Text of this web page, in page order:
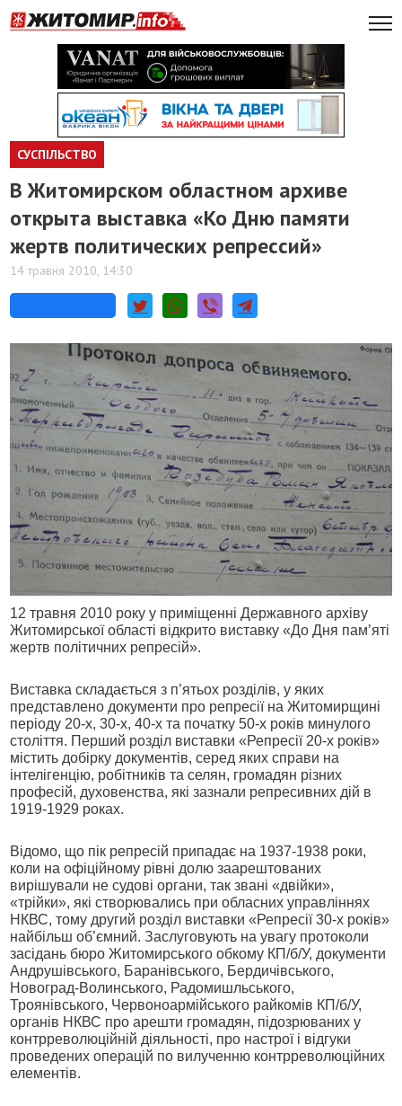
СУСПІЛЬСТВО
В Житомирском областном архиве
открыта выставка «Ко Дню памяти
жертв политических репрессий»
14 травня 2010, 14:30
12 травня 2010 року у приміщенні Державного архіву
Житомирської області відкрито виставку «До Дня пам’яті
жертв політичних репресій».
Виставка складається з п’ятьох розділів, у яких
представлено документи про репресії на Житомирщині
періоду 20-х, 30-х, 40-х та початку 50-х років минулого
століття. Перший розділ виставки «Репресії 20-х років»
містить добірку документів, серед яких справи на
інтелігенцію, робітників та селян, громадян різних
професій, духовенства, які зазнали репресивних дій в
1919-1929 роках.
Відомо, що пік репресій припадає на 1937-1938 роки,
коли на офіційному рівні долю заарештованих
вирішували не судові органи, так звані «двійки»,
«трійки», які створювались при обласних управліннях
НКВС, тому другий розділ виставки «Репресії 30-х років»
найбільш об’ємний. Заслуговують на увагу протоколи
засідань бюро Житомирського обкому КП/б/У, документи
Андрушівського, Баранівського, Бердичівського,
Новоград-Волинського, Радомишльського,
Троянівського, Червоноармійського райкомів КП/б/У,
органів НКВС про арешти громадян, підозрюваних у
контрреволюційній діяльності, про настрої і відгуки
проведених операцій по вилученню контрреволюційних
елементів.